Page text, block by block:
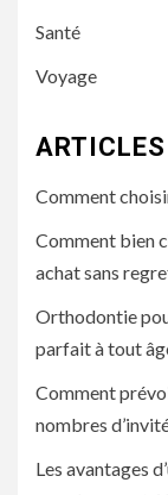
Santé
Voyage
Comment
Comment bien
achat sans
Orthodontie
parfait à tout
Comment
nombres
Les avantages